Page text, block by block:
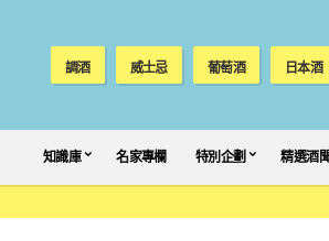
調酒 威士忌 葡萄酒 日本酒
知識庫 名家專欄 特別企劃 精選酒聞